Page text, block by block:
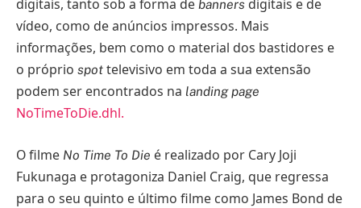
digitais, tanto sob a forma de banners digitais e de
vídeo, como de anúncios impressos. Mais
informações, bem como o material dos bastidores e
o próprio spot televisivo em toda a sua extensão
podem ser encontrados na landing page
NoTimeToDie.dhl.
O filme No Time To Die é realizado por Cary Joji
Fukunaga e protagoniza Daniel Craig, que regressa
para o seu quinto e último filme como James Bond de